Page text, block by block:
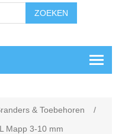
& Toebehoren
/
Mapp 3-10 mm